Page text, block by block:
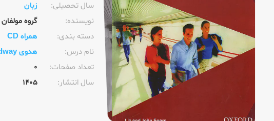
سال تحصیلی:‌
زبان
نویسنده:‌
گروه مولفان
دسته بندی:
همراه CD
نام درس:
هدوی Headway
تعداد صفحات:‌
0
سال انتشار:‌
1405